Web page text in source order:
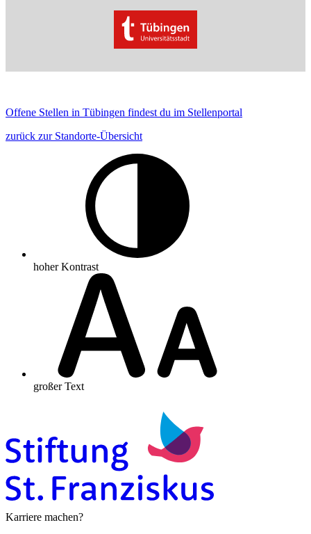
Offene Stellen in Tübingen findest du im Stellenportal
zurück zur Standorte-Übersicht
hoher Kontrast
großer Text
Karriere machen?